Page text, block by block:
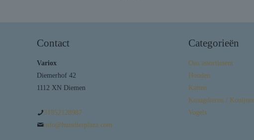
Contact
Variox
Diemerhof 42
1112 XN Diemen
31852128987
info@huisdierplaza.com
Categorieën
Ons assortiment
Honden
Katten
Knaagdieren /
Vogels